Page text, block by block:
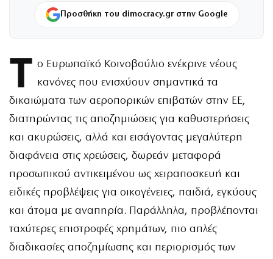
Προσθήκη του dimocracy.gr στην Google
Τ ο Ευρωπαϊκό Κοινοβούλιο ενέκρινε νέους
κανόνες που ενισχύουν σημαντικά τα
δικαιώματα των αεροπορικών επιβατών στην ΕΕ,
διατηρώντας τις αποζημιώσεις για καθυστερήσεις
και ακυρώσεις, αλλά και εισάγοντας μεγαλύτερη
διαφάνεια στις χρεώσεις, δωρεάν μεταφορά
προσωπικού αντικειμένου ως χειραποσκευή και
ειδικές προβλέψεις για οικογένειες, παιδιά, εγκύους
και άτομα με αναπηρία. Παράλληλα, προβλέπονται
ταχύτερες επιστροφές χρημάτων, πιο απλές
διαδικασίες αποζημίωσης και περιορισμός των